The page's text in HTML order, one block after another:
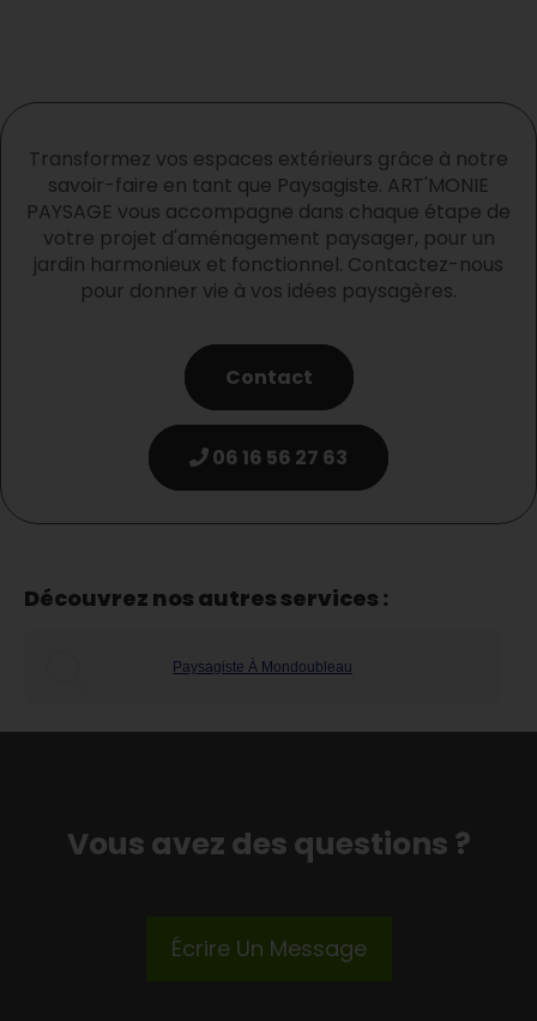
Transformez vos espaces extérieurs grâce à notre
savoir-faire en tant que Paysagiste. ART'MONIE
PAYSAGE vous accompagne dans chaque étape de
votre projet d'aménagement paysager, pour un
jardin harmonieux et fonctionnel. Contactez-nous
pour donner vie à vos idées paysagères.
Contact
06 16 56 27 63
Découvrez nos autres services :
Paysagiste À Mondoubleau
Vous avez des questions ?
Écrire Un Message